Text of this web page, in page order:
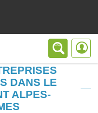
DANS LE
ALPES-